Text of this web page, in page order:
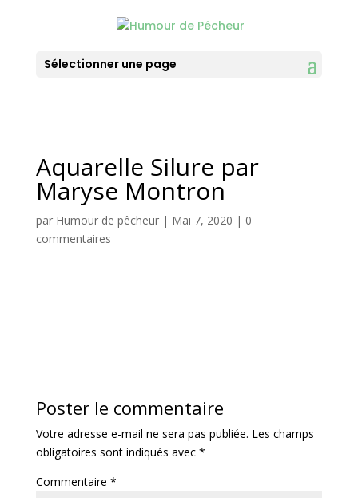
Sélectionner une page
Aquarelle Silure par
Maryse Montron
par Humour de pêcheur| Mai 7, 2020 | 0
commentaires
Poster le commentaire
Votre adresse e-mail ne sera pas publiée. Les champs
obligatoires sont indiqués avec *
Commentaire *